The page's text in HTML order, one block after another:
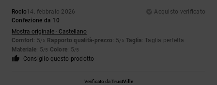
Rocio14. febbraio 2026
Acquisto verificato
Confezione da 10
Mostra originale - Castellano
Comfort: 5/5 Rapporto qualità-prezzo : 5/5 Taglia: Taglia perfetta
Materiale: 5/5 Colore: 5/5
Consiglio questo prodotto
Verificato daTrustVille